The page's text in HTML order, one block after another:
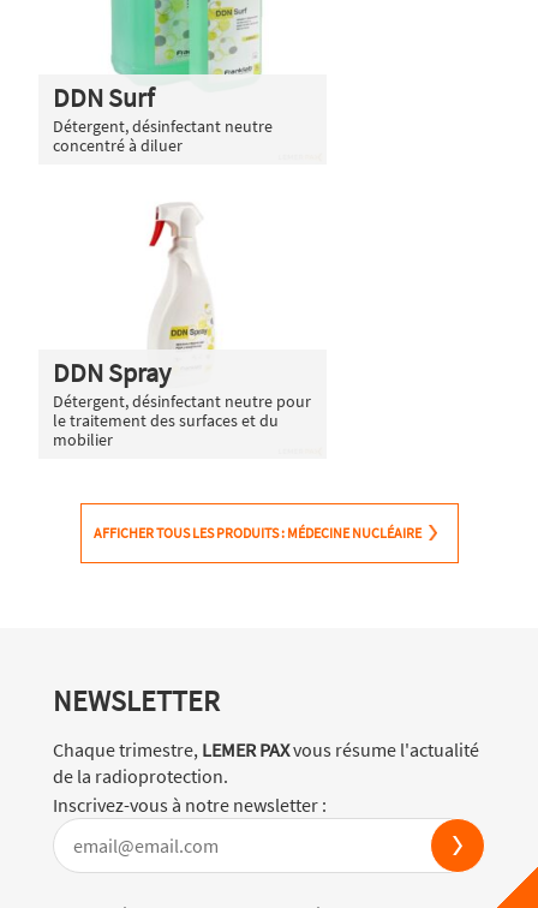
DDN Surf
Détergent, désinfectant neutre
concentré à diluer
DDN Spray
Détergent, désinfectant neutre pour
le traitement des surfaces et du
mobilier
AFFICHER TOUS LES PRODUITS : MÉDECINE NUCLÉAIRE
NEWSLETTER
Chaque trimestre, LEMER PAXvous résume l'actualité
de la radioprotection.
Inscrivez-vous à notre newsletter :